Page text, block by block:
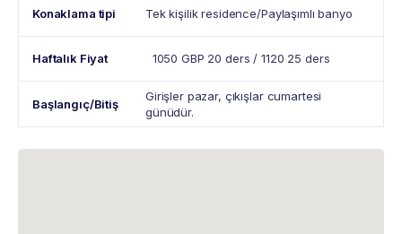
Konaklama tipi Tek kişilik residence/Paylaşımlı banyo
Haftalık Fiyat 1050 GBP 20 ders / 1120 25 ders
Başlangıç/Bitiş
Girişler pazar, çıkışlar cumartesi
günüdür.